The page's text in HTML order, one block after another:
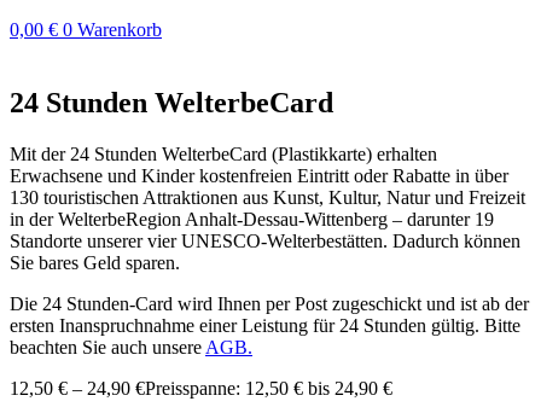
0,00 € 0 Warenkorb
24 Stunden WelterbeCard
Mit der 24 Stunden WelterbeCard (Plastikkarte) erhalten
Erwachsene und Kinder kostenfreien Eintritt oder Rabatte in über
130 touristischen Attraktionen aus Kunst, Kultur, Natur und Freizeit
in der WelterbeRegion Anhalt-Dessau-Wittenberg – darunter 19
Standorte unserer vier UNESCO-Welterbestätten. Dadurch können
Sie bares Geld sparen.
Die 24 Stunden-Card wird Ihnen per Post zugeschickt und ist ab der
ersten Inanspruchnahme einer Leistung für 24 Stunden gültig. Bitte
beachten Sie auch unsere AGB.
12,50 € – 24,90 €Preisspanne: 12,50 € bis 24,90 €